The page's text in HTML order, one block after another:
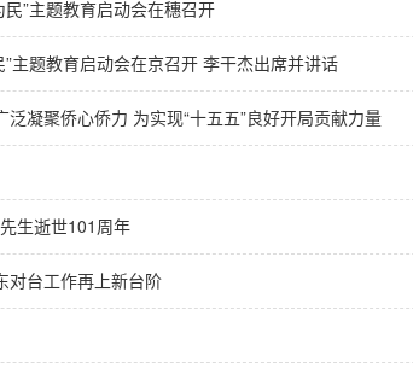
”主题教育启动会在穗召开
主题教育启动会在京召开 李干杰出席并讲话
凝聚侨心侨力 为实现“十五五”良好开局贡献力量
生逝世101周年
对台工作再上新台阶